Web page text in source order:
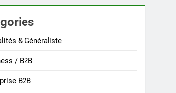
: culture et entretien
& Généraliste
/ B2B
B2B